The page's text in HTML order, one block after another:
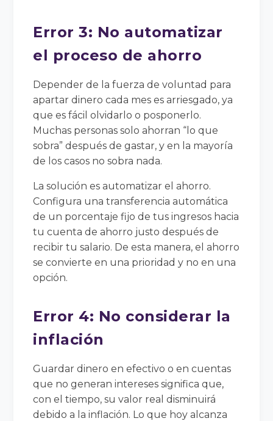
Error 3: No automatizar
el proceso de ahorro
Depender de la fuerza de voluntad para
apartar dinero cada mes es arriesgado, ya
que es fácil olvidarlo o posponerlo.
Muchas personas solo ahorran “lo que
sobra” después de gastar, y en la mayoría
de los casos no sobra nada.
La solución es automatizar el ahorro.
Configura una transferencia automática
de un porcentaje fijo de tus ingresos hacia
tu cuenta de ahorro justo después de
recibir tu salario. De esta manera, el ahorro
se convierte en una prioridad y no en una
opción.
Error 4: No considerar la
inflación
Guardar dinero en efectivo o en cuentas
que no generan intereses significa que,
con el tiempo, su valor real disminuirá
debido a la inflación. Lo que hoy alcanza